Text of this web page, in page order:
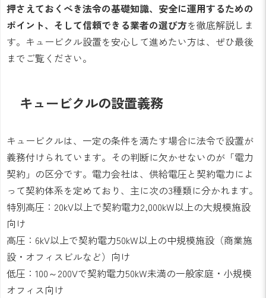
押さえておくべき法令の基礎知識、安全に運用するための
ポイント、そして信頼できる業者の選び方を徹底解説しま
す。キュービクル設置を安心して進めたい方は、ぜひ最後
までご覧ください。
キュービクルの設置義務
キュービクルは、一定の条件を満たす場合に法令で設置が
義務付けられています。その判断に欠かせないのが「電力
契約」の区分です。電力会社は、供給電圧と契約電力によ
って契約体系を定めており、主に次の3種類に分かれます。
特別高圧：20kV以上で契約電力2,000kW以上の大規模施設
向け
高圧：6kV以上で契約電力50kW以上の中規模施設（商業施
設・オフィスビルなど）向け
低圧：100～200Vで契約電力50kW未満の一般家庭・小規模
オフィス向け